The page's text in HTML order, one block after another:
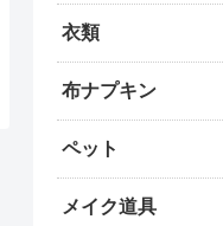
衣類
布ナプキン
ペット
メイク道具